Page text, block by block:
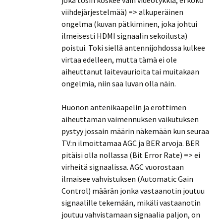
viihdejärjestelmää) => alkuperäinen
ongelma (kuvan pätkiminen, joka johtui
ilmeisesti HDMI signaalin sekoilusta)
poistui. Toki siellä antennijohdossa kulkee
virtaa edelleen, mutta tämä ei ole
aiheuttanut laitevaurioita tai muitakaan
ongelmia, niin saa luvan olla näin.
Huonon antenikaapelin ja erottimen
aiheuttaman vaimennuksen vaikutuksen
pystyy jossain määrin näkemään kun seuraa
TV:n ilmoittamaa AGC ja BER arvoja. BER
pitäisi olla nollassa (Bit Error Rate) => ei
virheitä signaalissa. AGC vuorostaan
ilmaisee vahvistuksen (Automatic Gain
Control) määrän jonka vastaanotin joutuu
signaalille tekemään, mikäli vastaanotin
joutuu vahvistamaan signaalia paljon, on